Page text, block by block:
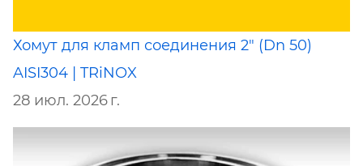
Хомут для кламп соединения 2" (Dn 50)
AISI304 | TRiNOX
28 июл. 2026 г.